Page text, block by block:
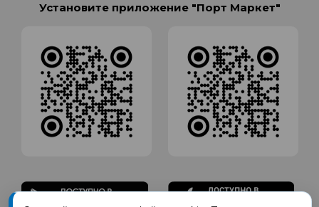
Установите приложение "Порт Маркет"